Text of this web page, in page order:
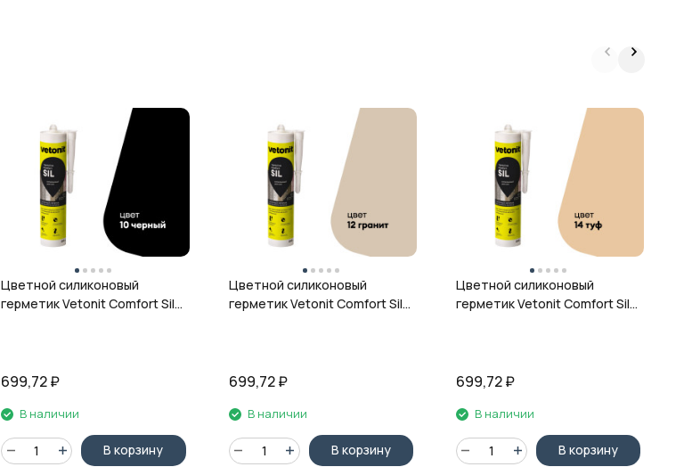
Цветной силиконовый
герметик Vetonit Comfort Sil,
699,72₽
В наличии
В корзину
Цветной силиконовый
герметик Vetonit Comfort Sil,
699,72₽
В наличии
В корзину
Цветной силиконовый
герметик Vetonit Comfort Sil,
699,72₽
В наличии
В корзину